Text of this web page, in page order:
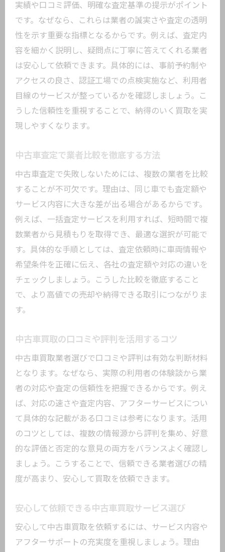
実績や口コミ評価、明確な査定基準の提示がポイント
です。なぜなら、これらは業者の誠実さや査定の透明
性を示す重要な指標となるからです。例えば、査定内
容を細かく説明し、疑問点に丁寧に答えてくれる業者
は安心して依頼できます。具体的には、事前予約制や
アクセスの良さ、認証工場での点検実施など、利用者
目線のサービスが整っているかを確認しましょう。こ
うした信頼性を重視することで、納得のいく買取を実
現しやすくなります。
中古車査定で業者比較を徹底する方法
中古車査定で失敗しないためには、複数の業者を比較
することが不可欠です。理由は、同じ車でも査定額や
サービス内容に大きな差が出る場合があるからです。
例えば、一括査定サービスを利用すれば、短時間で複
数業者から見積もりを取得でき、最適な選択が可能で
す。具体的な手順としては、査定依頼時に車両情報や
希望条件を正確に伝え、各社の査定額や対応の違いを
チェックしましょう。こうした比較を徹底すること
で、より高値での売却や納得できる取引につながりま
す。
中古車買取の口コミや評判を活用するコツ
中古車買取業者選びで口コミや評判は有効な判断材料
となります。なぜなら、実際の利用者の体験談から業
者の対応や査定の信頼性を把握できるからです。例え
ば、対応の速さや査定内容、アフターサービスについ
て具体的な記載がある口コミは参考になります。活用
のコツとしては、複数の情報源から評判を集め、好意
的な評価と否定的な意見の両方をバランスよく確認し
ましょう。こうすることで、信頼できる業者選びの精
度が高まり、安心して買取を依頼できます。
安心して依頼できる中古車買取サービス選び
安心して中古車買取を依頼するには、サービス内容や
アフターサポートの充実度を重視しましょう。理由